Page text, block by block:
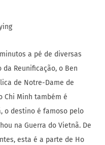
a pé de diversas
Reunificação, o Ben
de Notre-Dame de
Chi Minh também é
o destino é famoso pelo
na Guerra do Vietnã. De
esta é a parte de Ho